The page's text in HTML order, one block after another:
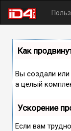
Как
Вы создали или
а целый
Ускорение
Если вам